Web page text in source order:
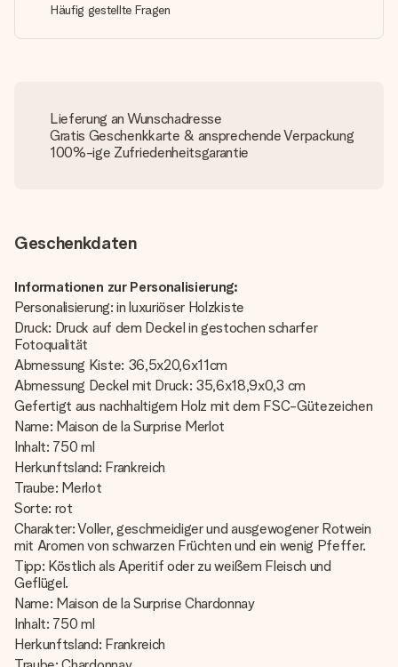
Häufig gestellte Fragen
Lieferung an Wunschadresse
Gratis Geschenkkarte & ansprechende Verpackung
100%-ige Zufriedenheitsgarantie
Geschenkdaten
Informationen zur Personalisierung:
Personalisierung: in luxuriöser Holzkiste
Druck: Druck auf dem Deckel in gestochen scharfer
Fotoqualität
Abmessung Kiste: 36,5x20,6x11cm
Abmessung Deckel mit Druck: 35,6x18,9x0,3 cm
Gefertigt aus nachhaltigem Holz mit dem FSC-Gütezeichen
Name: Maison de la Surprise Merlot
Inhalt: 750 ml
Herkunftsland: Frankreich
Traube: Merlot
Sorte: rot
Charakter: Voller, geschmeidiger und ausgewogener Rotwein
mit Aromen von schwarzen Früchten und ein wenig Pfeffer.
Tipp: Köstlich als Aperitif oder zu weißem Fleisch und
Geflügel.
Name: Maison de la Surprise Chardonnay
Inhalt: 750 ml
Herkunftsland: Frankreich